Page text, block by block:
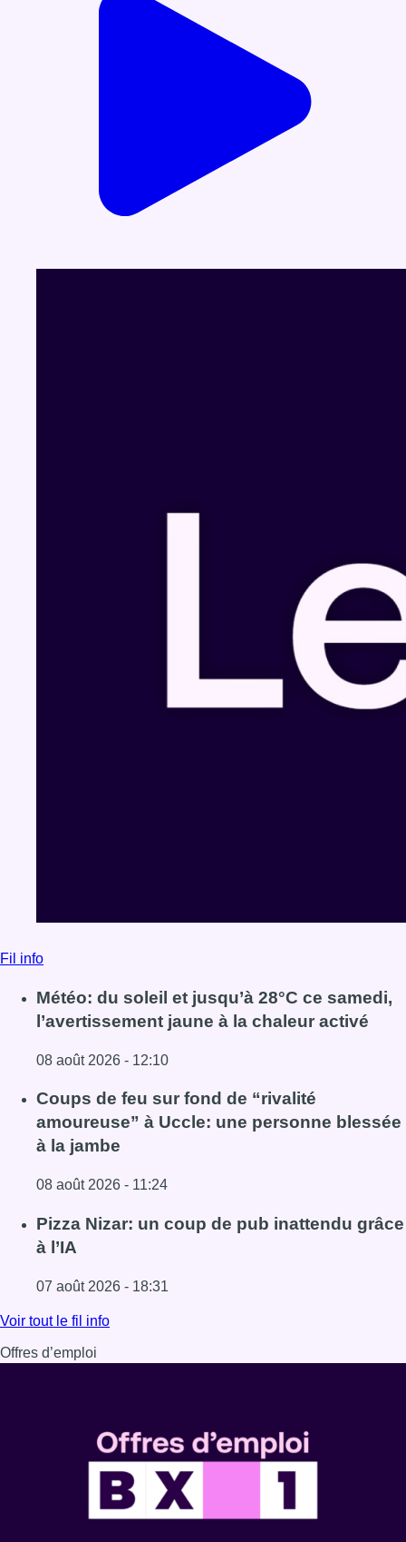
Fil info
Météo: du soleil et jusqu’à 28°C ce samedi,
l’avertissement jaune à la chaleur activé
08 août 2026 - 12:10
Lire l'article Météo: du soleil et jusqu’à 28°C ce samedi,
Coups de feu sur fond de “rivalité
amoureuse” à Uccle: une personne blessée
à la jambe
08 août 2026 - 11:24
Lire l'article Coups de feu sur fond de “rivalité
Pizza Nizar: un coup de pub inattendu grâce
à l’IA
07 août 2026 - 18:31
Lire l'article Pizza Nizar: un coup de pub inattendu grâce
Voir tout le fil info
Offres d’emploi